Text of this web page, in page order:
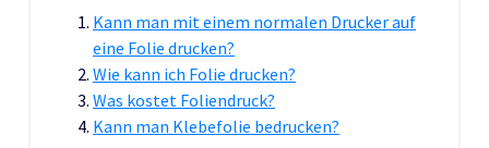
Kann man mit einem normalen Drucker auf
eine Folie drucken?
Wie kann ich Folie drucken?
Was kostet Foliendruck?
Kann man Klebefolie bedrucken?